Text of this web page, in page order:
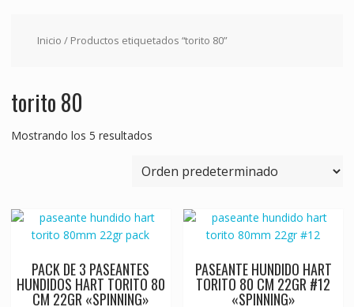
Inicio / Productos etiquetados “torito 80”
torito 80
Mostrando los 5 resultados
PACK DE 3 PASEANTES
HUNDIDOS HART TORITO 80
CM 22GR «SPINNING»
PASEANTE HUNDIDO HART
TORITO 80 CM 22GR #12
«SPINNING»